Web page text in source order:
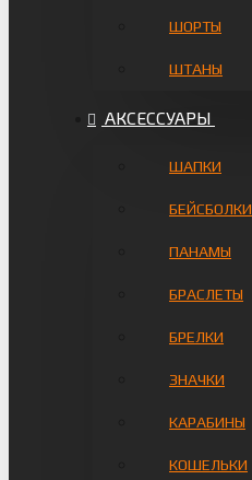
ШОРТЫ
ШТАНЫ
АКСЕССУАРЫ
ШАПКИ
БЕЙСБОЛКИ
ПАНАМЫ
БРАСЛЕТЫ
БРЕЛКИ
ЗНАЧКИ
КАРАБИНЫ
КОШЕЛЬКИ